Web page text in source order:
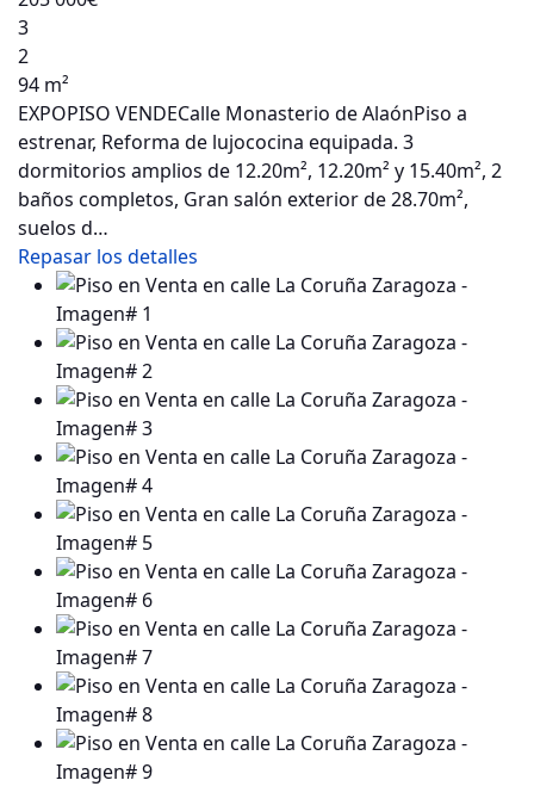
3
2
94 m²
EXPOPISO VENDECalle Monasterio de AlaónPiso a
estrenar, Reforma de lujococina equipada. 3
dormitorios amplios de 12.20m², 12.20m² y 15.40m², 2
baños completos, Gran salón exterior de 28.70m²,
suelos d…
Repasar los detalles